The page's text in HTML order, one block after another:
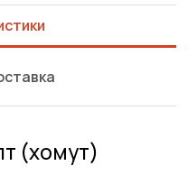
(хомут)